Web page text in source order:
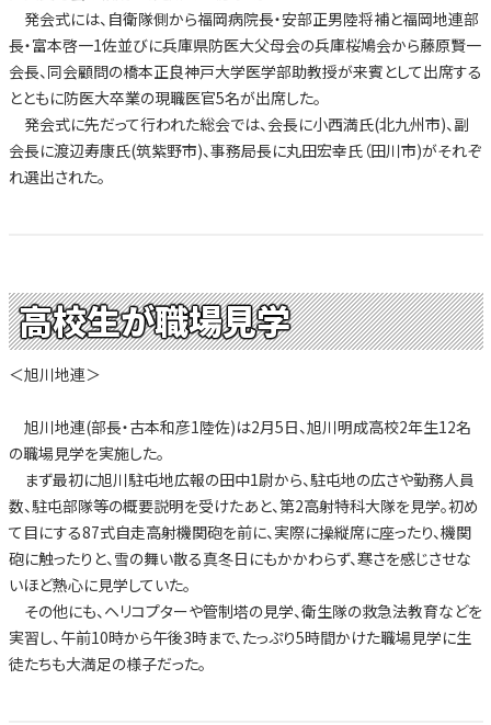
発会式には、自衛隊側から福岡病院長・安部正男陸将補と福岡地連部
長・富本啓一1佐並びに兵庫県防医大父母会の兵庫桜鳩会から藤原賢一
会長、同会顧問の橋本正良神戸大学医学部助教授が来賓として出席する
とともに防医大卒業の現職医官5名が出席した。
発会式に先だって行われた総会では、会長に小西満氏(北九州市)、副
会長に渡辺寿康氏(筑紫野市)、事務局長に丸田宏幸氏（田川市)がそれぞ
れ選出された。
高校生が職場見学
＜旭川地連＞
旭川地連(部長・古本和彦1陸佐)は2月5日、旭川明成高校2年生12名
の職場見学を実施した。
まず最初に旭川駐屯地広報の田中1尉から、駐屯地の広さや勤務人員
数、駐屯部隊等の概要説明を受けたあと、第2高射特科大隊を見学。初め
て目にする87式自走高射機関砲を前に、実際に操縦席に座ったり、機関
砲に触ったりと、雪の舞い散る真冬日にもかかわらず、寒さを感じさせな
いほど熱心に見学していた。
その他にも、ヘリコプターや管制塔の見学、衛生隊の救急法教育などを
実習し、午前10時から午後3時まで、たっぷり5時間かけた職場見学に生
徒たちも大満足の様子だった。